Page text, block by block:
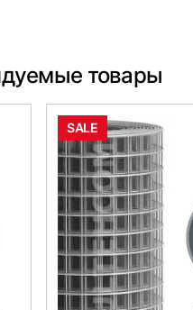
товары
SALE